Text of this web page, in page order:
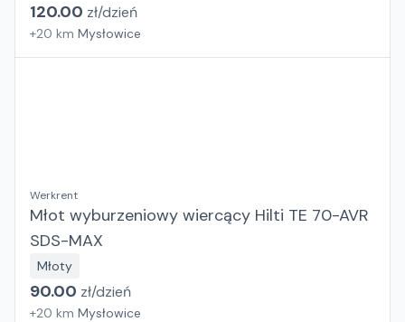
120.00 zł/dzień
+20 km Mysłowice
Werkrent
Młot wyburzeniowy wiercący Hilti TE 70-AVR
SDS-MAX
Młoty
90.00 zł/dzień
+20 km Mysłowice